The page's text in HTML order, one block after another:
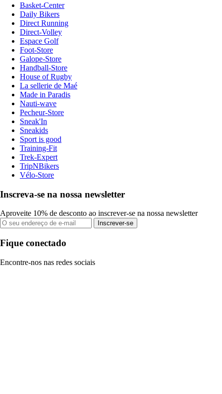
Basket-Center
Daily Bikers
Direct Running
Direct-Volley
Espace Golf
Foot-Store
Galope-Store
Handball-Store
House of Rugby
La sellerie de Maé
Made in Paradis
Nauti-wave
Pecheur-Store
Sneak'In
Sneakids
Sport is good
Training-Fit
Trek-Expert
TripNBikers
Vélo-Store
Inscreva-se na nossa newsletter
Aproveite 10% de desconto ao inscrever-se na nossa newsletter
Inscrever-se
Fique conectado
Encontre-nos nas redes sociais